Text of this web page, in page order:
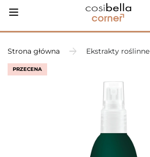
Strona główna Ekstrakty roślinne
PRZECENA